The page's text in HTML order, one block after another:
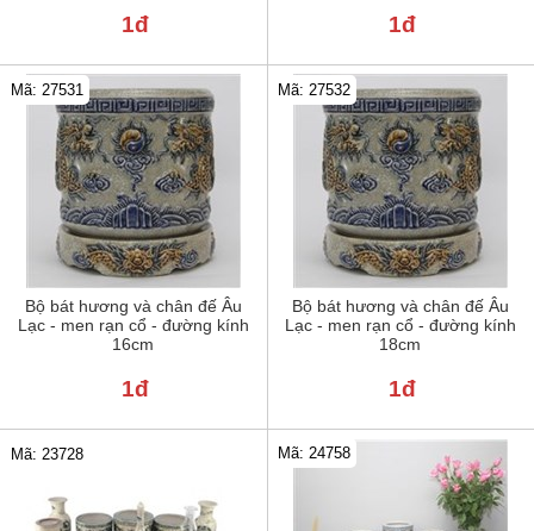
1đ 1đ
Bộ bát hương và chân đế Âu
Lạc - men rạn cổ - đường kính
16cm
Mã: 27531
1đ
Bộ bát hương và chân đế Âu
Lạc - men rạn cổ - đường kính
18cm
Mã: 27532
1đ
Mã: 23728 Mã: 24758